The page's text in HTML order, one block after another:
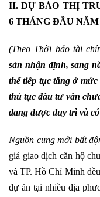
II. DỰ BÁO THỊ
6 THÁNG ĐẦU NĂM
(Theo Thời báo tài
sản nhận định, sang
thể tiếp tục tăng ở
thủ tục đầu tư vẫn
đang được duy trì và
Nguồn cung mới bất
giá giao dịch căn hộ
và TP. Hồ Chí Minh
dự án tại nhiều địa